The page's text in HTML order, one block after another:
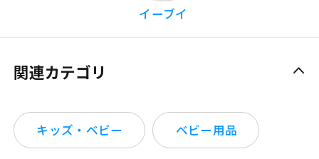
イーブイ
関連カテゴリ
キッズ・ベビー ベビー用品